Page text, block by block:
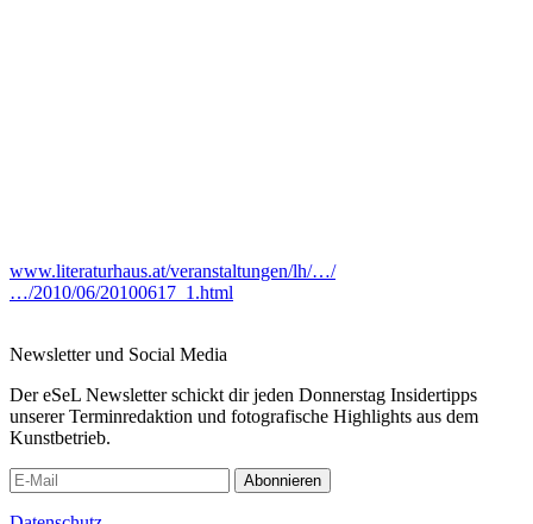
www.literaturhaus.at/veranstaltungen/lh/…/
…/2010/06/20100617_1.html
Newsletter und Social Media
Der eSeL Newsletter schickt dir jeden Donnerstag Insidertipps
unserer Terminredaktion und fotografische Highlights aus dem
Kunstbetrieb.
Abonnieren